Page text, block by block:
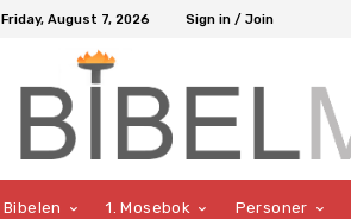
Friday, August 7, 2026 Sign in / Join
Bibelen 1. Mosebok Personer